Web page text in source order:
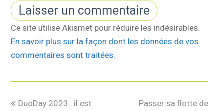
Ce site utilise Akismet pour réduire les indésirables.
En savoir plus sur la façon dont les données de vos
commentaires sont traitées
DuoDay 2023 : il est
Passer sa flotte de